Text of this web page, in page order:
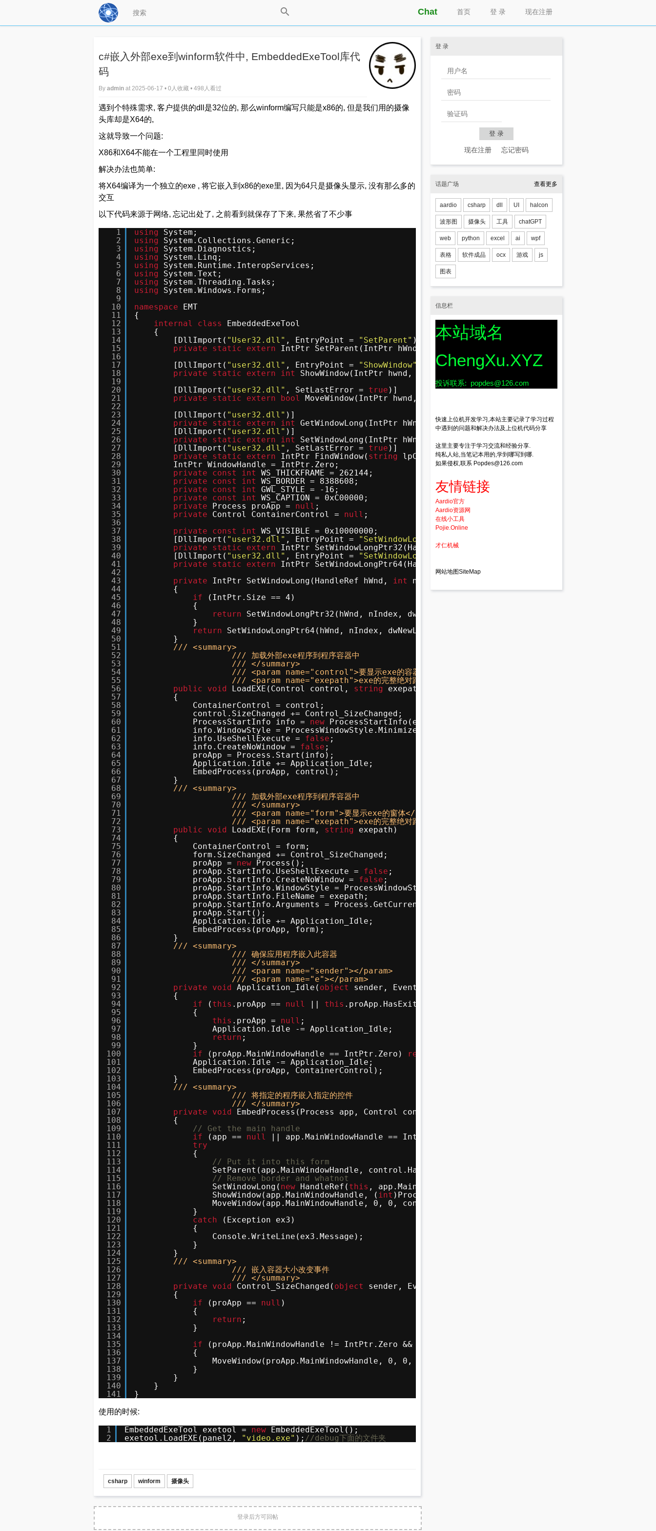
现在注册
登 录
首页
Chat
c#嵌入外部exe到winform软件中, EmbeddedExeTool库代
码
By admin at 2025-06-17 • 0人收藏 • 498人看过
遇到个特殊需求, 客户提供的dll是32位的, 那么winform编写只能是x86的, 但是我们用的摄像
头库却是X64的,
这就导致一个问题:
X86和X64不能在一个工程里同时使用
解决办法也简单:
将X64编译为一个独立的exe , 将它嵌入到x86的exe里, 因为64只是摄像头显示, 没有那么多的
交互
以下代码来源于网络, 忘记出处了, 之前看到就保存了下来, 果然省了不少事
1
2
3
4
5
6
7
8
9
10
11
12
13
14
15
16
17
18
19
20
21
22
23
24
25
26
27
28
29
30
31
32
33
34
35
36
37
38
39
40
41
42
43
44
45
46
47
48
49
50
51
52
53
54
55
56
57
58
59
60
61
62
63
64
65
66
67
68
69
70
71
72
73
74
75
76
77
78
79
80
81
82
83
84
85
86
87
88
89
90
91
92
93
94
95
96
97
98
99
100
101
102
103
104
105
106
107
108
109
110
111
112
113
114
115
116
117
118
119
120
121
122
123
124
125
126
127
128
129
130
131
132
133
134
135
136
137
138
139
140
141
using
System;
using
System.Collections.Generic;
using
System.Diagnostics;
using
System.Linq;
using
System.Runtime.InteropServices;
using
System.Text;
using
System.Threading.Tasks;
using
System.Windows.Forms;
namespace
EMT
{
internal
class
EmbeddedExeTool
{
[DllImport( "User32.dll" , EntryPoint = "SetParent" )]
private
static extern
IntPtr SetParent(IntPtr hWndChild, IntPtr hWndNewParent);
[DllImport( "user32.dll" , EntryPoint = "ShowWindow"
private
static extern int ShowWindow(IntPtr hwnd,
[DllImport( "user32.dll" , SetLastError = true )]
private
static extern bool MoveWindow(IntPtr hwnd,
[DllImport( "user32.dll" )]
private
static extern int GetWindowLong(IntPtr hWnd, int nIndex);
[DllImport( "user32.dll" )]
private
static extern int SetWindowLong(IntPtr hWnd,
[DllImport( "user32.dll" , SetLastError = true )]
private
static extern IntPtr FindWindow( string lpClassName, string lpWindowName);
IntPtr WindowHandle = IntPtr.Zero;
private
const int
WS_THICKFRAME = 262144;
private
const int
WS_BORDER = 8388608;
private
const int
GWL_STYLE = -16;
private
const int
WS_CAPTION = 0xC00000;
private
Process proApp = null ;
private
Control ContainerControl = null ;
private
const int
WS_VISIBLE = 0x10000000;
[DllImport( "user32.dll" , EntryPoint = "SetWindowLong"
private
static extern IntPtr SetWindowLongPtr32(HandleRef hWnd,
[DllImport( "user32.dll" , EntryPoint = "SetWindowLongPtr"
private
static extern IntPtr SetWindowLongPtr64(HandleRef hWnd,
private
IntPtr SetWindowLong(HandleRef hWnd, int nIndex,
{
if
(IntPtr.Size == 4)
{
return
SetWindowLongPtr32(hWnd, nIndex, dwNewLong);
}
return
SetWindowLongPtr64(hWnd, nIndex, dwNewLong);
}
/// <summary>
/// 加载外部exe程序到程序容器中
/// </summary>
/// <param name="control">要显示exe的容器控件</param>
/// <param name="exepath">exe的完整绝对路径</param>
public
void LoadEXE(Control control, string
exepath)
{
ContainerControl = control;
control.SizeChanged += Control_SizeChanged;
ProcessStartInfo info = new ProcessStartInfo(exepath);
info.WindowStyle = ProcessWindowStyle.Minimized;
info.UseShellExecute = false ;
info.CreateNoWindow = false ;
proApp = Process.Start(info);
Application.Idle += Application_Idle;
EmbedProcess(proApp, control);
}
/// <summary>
/// 加载外部exe程序到程序容器中
/// </summary>
/// <param name="form">要显示exe的窗体</param>
/// <param name="exepath">exe的完整绝对路径</param>
public
void LoadEXE(Form form, string
exepath)
{
ContainerControl = form;
form.SizeChanged += Control_SizeChanged;
proApp = new Process();
proApp.StartInfo.UseShellExecute = false ;
proApp.StartInfo.CreateNoWindow = false ;
proApp.StartInfo.WindowStyle = ProcessWindowStyle.Minimized;
proApp.StartInfo.FileName = exepath;
proApp.StartInfo.Arguments = Process.GetCurrentProcess().Id.ToString();
proApp.Start();
Application.Idle += Application_Idle;
EmbedProcess(proApp, form);
}
/// <summary>
/// 确保应用程序嵌入此容器
/// </summary>
/// <param name="sender"></param>
/// <param name="e"></param>
private
void Application_Idle( object
sender, EventArgs e)
{
if
( this .proApp == null || this .proApp.HasExited)
{
this .proApp = null ;
Application.Idle -= Application_Idle;
return ;
}
if
(proApp.MainWindowHandle == IntPtr.Zero) return
Application.Idle -= Application_Idle;
EmbedProcess(proApp, ContainerControl);
}
/// <summary>
/// 将指定的程序嵌入指定的控件
/// </summary>
private
void
EmbedProcess(Process app, Control control)
{
// Get the main handle
if
(app == null || app.MainWindowHandle == IntPtr.Zero || control ==
try
{
// Put it into this form
SetParent(app.MainWindowHandle, control.Handle);
// Remove border and whatnot
SetWindowLong( new HandleRef( this , app.MainWindowHandle), GWL_STYLE, WS_VISIBLE);
ShowWindow(app.MainWindowHandle, ( int )ProcessWindowStyle.Maximized);
MoveWindow(app.MainWindowHandle, 0, 0, control.Width, control.Height,
}
catch
(Exception ex3)
{
Console.WriteLine(ex3.Message);
}
}
/// <summary>
/// 嵌入容器大小改变事件
/// </summary>
private
void Control_SizeChanged( object
sender, EventArgs e)
{
if
(proApp == null )
{
return ;
}
if
(proApp.MainWindowHandle != IntPtr.Zero && ContainerControl !=
{
MoveWindow(proApp.MainWindowHandle, 0, 0, ContainerControl.Width, ContainerControl.Height,
}
}
}
}
使用的时候:
1
2
EmbeddedExeTool exetool = new EmbeddedExeTool();
exetool.LoadEXE(panel2,
"video.exe" ); //debug下面的文件夹
csharp winform 摄像头
登录后方可回帖
登 录
现在注册 忘记密码
话题广场 查看更多
aardio csharp dll UI halcon
波形图 摄像头 工具 chatGPT
web python excel ai wpf
表格 软件成品 ocx 游戏 js
图表
信息栏
本站域名
ChengXu.XYZ
投诉联系: popdes@126.com
快速上位机开发学习,本站主要记录了学习过程
中遇到的问题和解决办法及上位机代码分享
这里主要专注于学习交流和经验分享.
纯私人站,当笔记本用的,学到哪写到哪.
如果侵权,联系 Popdes@126.com
友情链接
Aardio官方
Aardio资源网
在线小工具
Pojie.Online
才仁机械
网站地图SiteMap